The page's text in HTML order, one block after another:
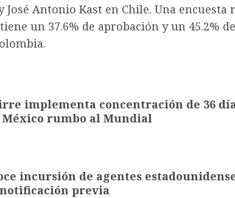
Antonio Kast en Chile. Una encuesta
un 37.6% de aprobación y un 45.2% de
implementa concentración de 36
rumbo al Mundial
incursión de agentes
previa